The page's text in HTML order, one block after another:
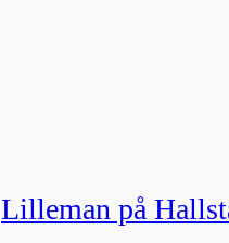
Lilleman på